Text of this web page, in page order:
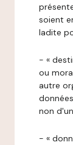
soient
ladite
- «
ou
autre
non
- «